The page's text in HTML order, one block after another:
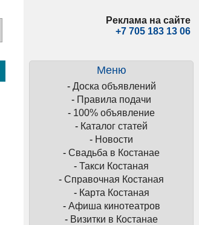
Реклама на сайте
+7 705 183 13 06
Меню
- Доска объявлений
- Правила подачи
- 100% объявление
- Каталог статей
- Новости
- Свадьба в Костанае
- Такси Костаная
- Справочная Костаная
- Карта Костаная
- Афиша кинотеатров
- Визитки в Костанае